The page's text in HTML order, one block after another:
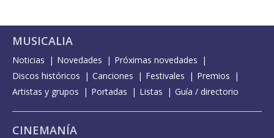
MUSICALIA
Noticias Novedades
Próximas novedades
Discos históricos
Canciones Festivales
Premios
Artistas y grupos
Portadas Listas Guía / directorio
CINEMANÍA